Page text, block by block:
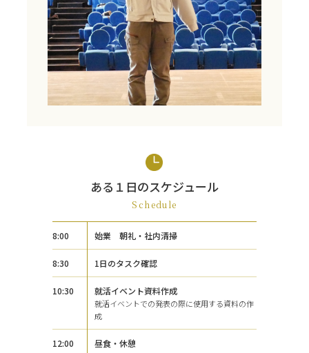
ある１日のスケジュール
Schedule
8:00 始業 朝礼・社内清掃
8:30 1日のタスク確認
10:30 就活イベント資料作成
就活イベントでの発表の際に使用する資料の作
成
12:00 昼食・休憩